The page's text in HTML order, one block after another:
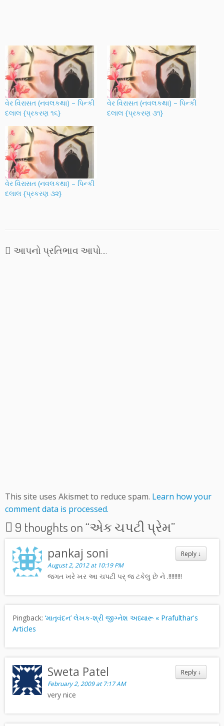
વેર વિરાસત (નવલકથા) – પિન્કી
દલાલ {પ્રકરણ ૧૬}
વેર વિરાસત (નવલકથા) – પિન્કી
દલાલ {પ્રકરણ ૩૧}
વેર વિરાસત (નવલકથા) – પિન્કી
દલાલ {પ્રકરણ ૩૨}
આપનો પ્રતિભાવ આપો....
This site uses Akismet to reduce spam. Learn how your
comment data is processed.
9 thoughts on “એક ચપટી પ્રેમ”
Reply ↓
pankaj soni
August 2, 2012 at 10:19 PM
જગત ખરે ખર આ ચપટી પર્ જ ટકેલુ છે ને .!!!!!!!!!
Pingback: ‘માતૃવંદન’ લેખક-શ્રી જીગ્નેશ અધ્યારૂ « Prafulthar's
Articles
Reply ↓
Sweta Patel
February 2, 2009 at 7:17 AM
very nice